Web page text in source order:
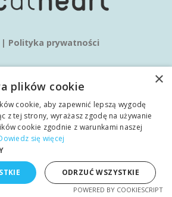
| Polityka prywatności
prawa zastrzeżone.
polski
angielski
×
plików cookie
cookie, aby zapewnić lepszą wygodę
z tej strony, wyrażasz zgodę na używanie
cookie zgodnie z warunkami naszej
się więcej
ODRZUĆ WSZYSTKIE
POWERED BY COOKIESCRIPT